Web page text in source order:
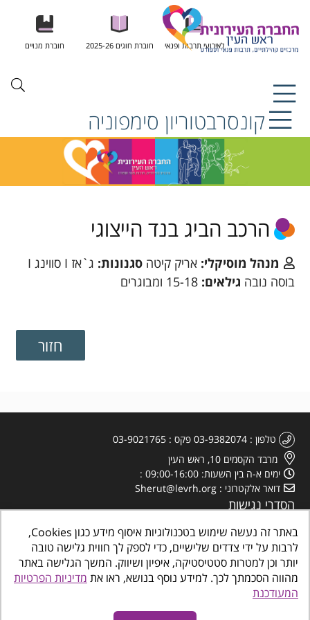
לאירועי תרבות ופנאי חוברת חוגים 2025-26 חוברת מנויים
קונסרבטוריון סימפוניה
הרכב הביג בנד הייצוגי
מנהל מוסיקלי: אריק קיטהסגנונות:
ג`אז I סווינג I
בוסה נובה גילאים:15-18 ומבוגרים
טלפון 03-9382074 פקס
03-9021765
מרבד הקסמים 10, ראש העין
ימים א-ה בין השעות: 09:00-16:00
דואר אלקטרוני
Sherut@levrh.org
הסדרי נגישות
באתר זה נעשה שימוש בטכנולוגיות איסוף מידע כגון Cookies,
לרבות על ידי צדדים שלישיים, כדי לספק לך חווית גלישה טובה
יותר וכן למטרות סטטיסטיקה, איפיון ושיווק. המשך הגלישה באתר
מהווה הסכמתך לכך. למידע נוסף בנושא, ראו את מדיניות הפרטיות
המעודכנת